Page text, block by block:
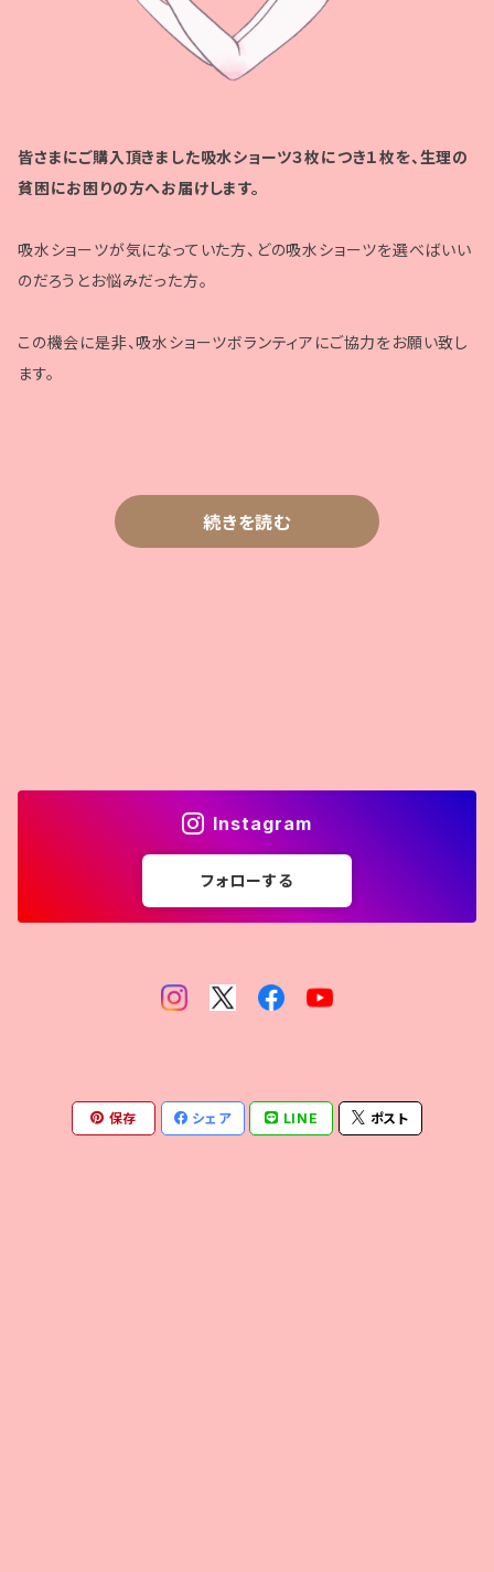
皆さまにご購入頂きました吸水ショーツ３枚につき１枚を、生理の
貧困にお困りの方へお届けします。
吸水ショーツが気になっていた方、どの吸水ショーツを選べばいい
のだろうとお悩みだった方。
この機会に是非、吸水ショーツボランティアにご協力をお願い致し
ます。
続きを読む
Instagram
フォローする
保存 シェア LINE ポスト